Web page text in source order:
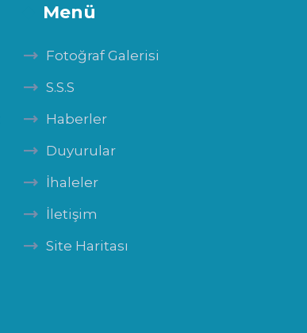
Menü
Fotoğraf Galerisi
S.S.S
Haberler
Duyurular
İhaleler
İletişim
Site Haritası